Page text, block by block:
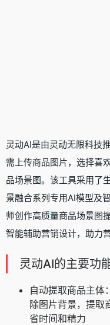
灵动AI是由灵动无限科技
需上传商品图片，选择喜
品场景图。该工具采用了
景融合系列专用AI模型及
师创作高质量商品场景图
智能辅助营销设计，助力
灵动AI的主要功
自动提取商品主体
除图片背景，提取
省时间和精力